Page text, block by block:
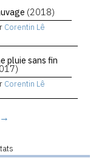
(2018)
Corentin Lê
pluie sans fin
Corentin Lê
→